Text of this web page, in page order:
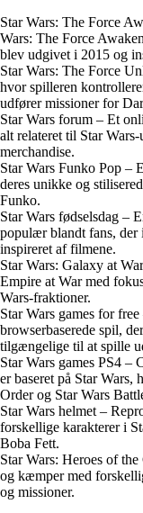
Star Wars: The Force
Wars: The Force
blev udgivet i 2015 og
Star Wars: The Force
hvor spilleren
udfører missioner for
Star Wars forum – Et
alt relateret til Star
merchandise.
Star Wars Funko Pop –
deres unikke og
Funko.
Star Wars fødselsdag –
populær blandt fans, der
inspireret af filmene.
Star Wars: Galaxy at
Empire at War med
Wars-fraktioner.
Star Wars games for
browserbaserede spil,
tilgængelige til at spille
Star Wars games PS4 –
er baseret på Star Wars,
Order og Star Wars
Star Wars helmet –
forskellige karakterer i
Boba Fett.
Star Wars: Heroes of
og kæmper med
og missioner.